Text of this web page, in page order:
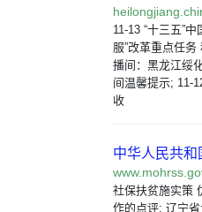
11-13 “十三五”
服”改革重点任
播间：黑龙江绥
间温馨提示; 11-
收
中华人民共
社保扶贫施实策
作的点评; 辽宁